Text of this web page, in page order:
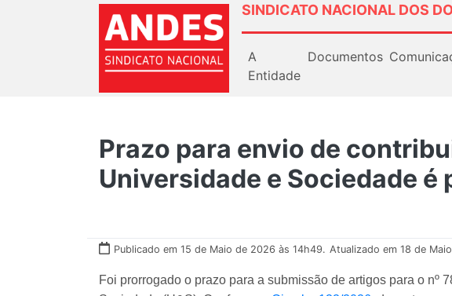
SINDICATO NACIONAL DOS
A
Entidade
Documentos
Prazo para envio de
Universidade e Sociedade é
Publicado em 15 de Maio de 2026 às 14h49. Atualizado em 18 de
Foi prorrogado o prazo para a submissão de artigos para o nº